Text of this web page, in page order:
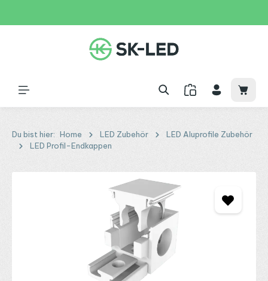
Du bist hier: Home LED Zubehör
LED Aluprofile Zubehör
LED Profil-Endkappen